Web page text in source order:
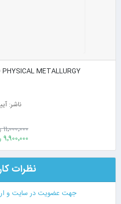
METALLURGY
ناشر:
11٬000٬000 ریال
9٬900٬000 ریال
نظرات
جهت عضویت در سایت و